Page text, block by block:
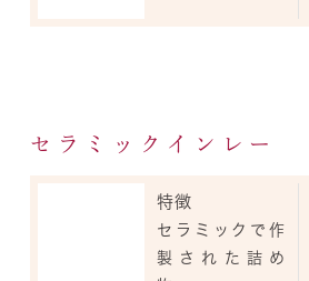
セラミックインレー
特徴
セラミックで作
製された詰め